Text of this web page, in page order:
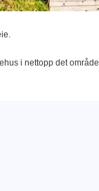
i nettopp det